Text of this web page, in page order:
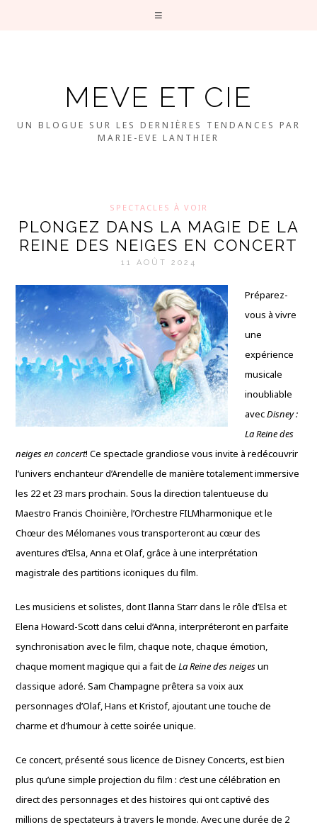
MEVE ET CIE
UN BLOGUE SUR LES DERNIÈRES TENDANCES PAR
MARIE-EVE LANTHIER
SPECTACLES À VOIR
PLONGEZ DANS LA MAGIE DE LA
REINE DES NEIGES EN CONCERT
11 AOÛT 2024
Préparez-
vous à vivre
une
expérience
musicale
inoubliable
avecDisney :
La Reine des
neiges en concert! Ce spectacle grandiose vous invite à redécouvrir
l’univers enchanteur d’Arendelle de manière totalement immersive
les 22 et 23 mars prochain. Sous la direction talentueuse du
Maestro Francis Choinière, l’Orchestre FILMharmonique et le
Chœur des Mélomanes vous transporteront au cœur des
aventures d’Elsa, Anna et Olaf, grâce à une interprétation
magistrale des partitions iconiques du film.
Les musiciens et solistes, dont Ilanna Starr dans le rôle d’Elsa et
Elena Howard-Scott dans celui d’Anna, interpréteront en parfaite
synchronisation avec le film, chaque note, chaque émotion,
chaque moment magique qui a fait deLa Reine des neigesun
classique adoré. Sam Champagne prêtera sa voix aux
personnages d’Olaf, Hans et Kristof, ajoutant une touche de
charme et d’humour à cette soirée unique.
Ce concert, présenté sous licence de Disney Concerts, est bien
plus qu’une simple projection du film : c’est une célébration en
direct des personnages et des histoires qui ont captivé des
millions de spectateurs à travers le monde. Avec une durée de 2